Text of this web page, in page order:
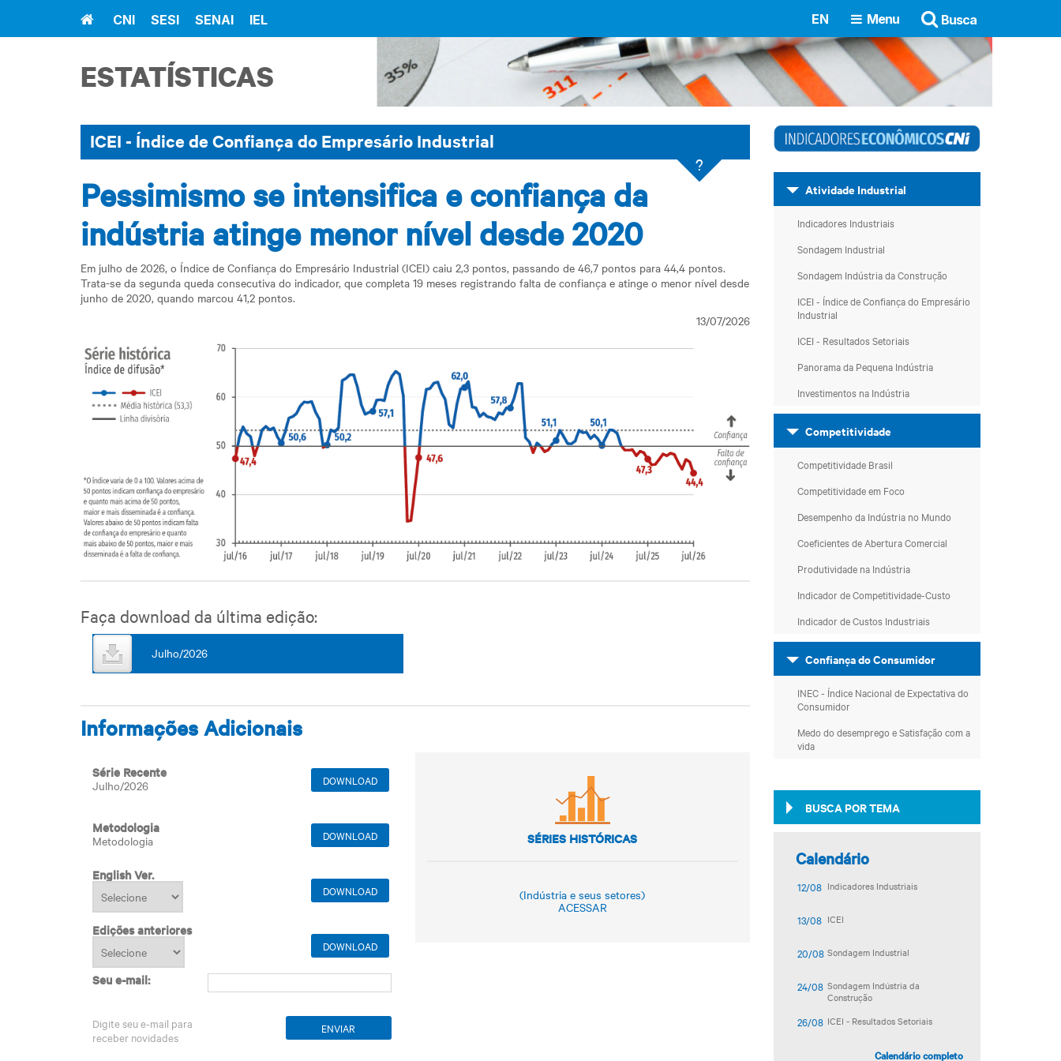
Home CNI SESI SENAI IEL Busca
Menu
EN
ESTATÍSTICAS
ICEI - Índice de Confiança do Empresário Industrial
?
Pessimismo se intensifica e confiança da
indústria atinge menor nível desde 2020
Em julho de 2026, o Índice de Confiança do Empresário Industrial (ICEI) caiu 2,3 pontos, passando de 46,7 pontos para 44,4 pontos.
Trata-se da segunda queda consecutiva do indicador, que completa 19 meses registrando falta de confiança e atinge o menor nível desde
junho de 2020, quando marcou 41,2 pontos.
13/07/2026
Faça download da última edição:
Julho/2026
Informações Adicionais
Série Recente
Julho/2026 DOWNLOAD
Metodologia
Metodologia DOWNLOAD
English Ver.
DOWNLOAD
Edições anteriores
DOWNLOAD
Seu e-mail:
Digite seu e-mail para
receber novidades
SÉRIES HISTÓRICAS
(Indústria e seus setores)
ACESSAR
Atividade Industrial
Indicadores Industriais
Sondagem Industrial
Sondagem Indústria da Construção
ICEI - Índice de Confiança do Empresário
Industrial
ICEI - Resultados Setoriais
Panorama da Pequena Indústria
Investimentos na Indústria
Competitividade
Competitividade Brasil
Competitividade em Foco
Desempenho da Indústria no Mundo
Coeficientes de Abertura Comercial
Produtividade na Indústria
Indicador de Competitividade-Custo
Indicador de Custos Industriais
Confiança do Consumidor
INEC - Índice Nacional de Expectativa do
Consumidor
Medo do desemprego e Satisfação com a
vida
BUSCA POR TEMA
Calendário
12/08 Indicadores Industriais
13/08 ICEI
20/08 Sondagem Industrial
24/08 Sondagem Indústria da
Construção
26/08 ICEI - Resultados Setoriais
Calendário completo